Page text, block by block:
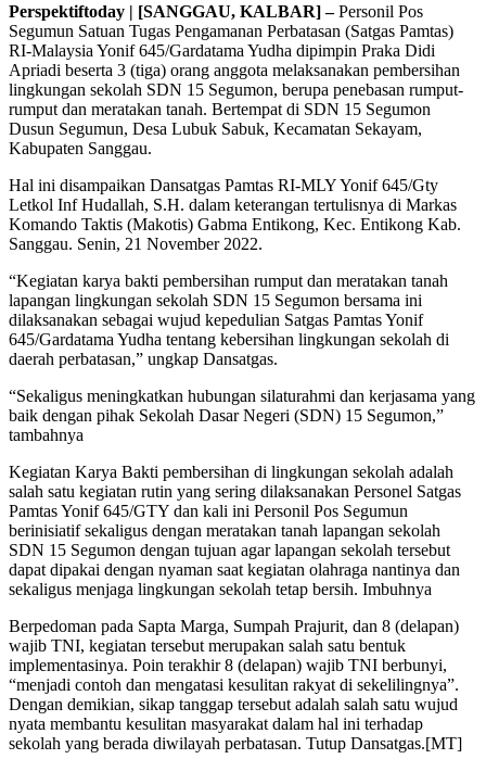
Perspektiftoday | [SANGGAU, KALBAR] –Personil Pos
Segumun Satuan Tugas Pengamanan Perbatasan (Satgas Pamtas)
RI-Malaysia Yonif 645/Gardatama Yudha dipimpin Praka Didi
Apriadi beserta 3 (tiga) orang anggota melaksanakan pembersihan
lingkungan sekolah SDN 15 Segumon, berupa penebasan rumput-
rumput dan meratakan tanah. Bertempat di SDN 15 Segumon
Dusun Segumun, Desa Lubuk Sabuk, Kecamatan Sekayam,
Kabupaten Sanggau.
Hal ini disampaikan Dansatgas Pamtas RI-MLY Yonif 645/Gty
Letkol Inf Hudallah, S.H. dalam keterangan tertulisnya di Markas
Komando Taktis (Makotis) Gabma Entikong, Kec. Entikong Kab.
Sanggau. Senin, 21 November 2022.
“Kegiatan karya bakti pembersihan rumput dan meratakan tanah
lapangan lingkungan sekolah SDN 15 Segumon bersama ini
dilaksanakan sebagai wujud kepedulian Satgas Pamtas Yonif
645/Gardatama Yudha tentang kebersihan lingkungan sekolah di
daerah perbatasan,” ungkap Dansatgas.
“Sekaligus meningkatkan hubungan silaturahmi dan kerjasama yang
baik dengan pihak Sekolah Dasar Negeri (SDN) 15 Segumon,”
tambahnya
Kegiatan Karya Bakti pembersihan di lingkungan sekolah adalah
salah satu kegiatan rutin yang sering dilaksanakan Personel Satgas
Pamtas Yonif 645/GTY dan kali ini Personil Pos Segumun
berinisiatif sekaligus dengan meratakan tanah lapangan sekolah
SDN 15 Segumon dengan tujuan agar lapangan sekolah tersebut
dapat dipakai dengan nyaman saat kegiatan olahraga nantinya dan
sekaligus menjaga lingkungan sekolah tetap bersih. Imbuhnya
Berpedoman pada Sapta Marga, Sumpah Prajurit, dan 8 (delapan)
wajib TNI, kegiatan tersebut merupakan salah satu bentuk
implementasinya. Poin terakhir 8 (delapan) wajib TNI berbunyi,
“menjadi contoh dan mengatasi kesulitan rakyat di sekelilingnya”.
Dengan demikian, sikap tanggap tersebut adalah salah satu wujud
nyata membantu kesulitan masyarakat dalam hal ini terhadap
sekolah yang berada diwilayah perbatasan. Tutup Dansatgas.[MT]